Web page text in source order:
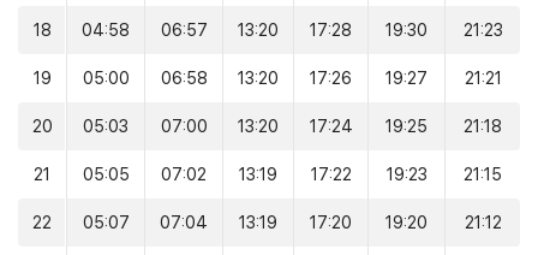
18 04:58 06:57 13:20 17:28 19:30 21:23
19 05:00 06:58 13:20 17:26 19:27 21:21
20 05:03 07:00 13:20 17:24 19:25 21:18
21 05:05 07:02 13:19 17:22 19:23 21:15
22 05:07 07:04 13:19 17:20 19:20 21:12